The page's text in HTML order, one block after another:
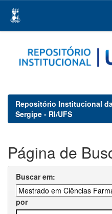
navigation
Repositório Institucional
Sergipe - RI/UFS
Página de
Buscar em:
por